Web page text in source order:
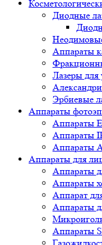
Диодные
Аппараты
Лазеры для
Эрбиевые
Аппараты
Аппараты
Аппараты
Аппараты
Аппараты для
Аппараты
Аппараты
Аппарат
Аппараты
Аппараты